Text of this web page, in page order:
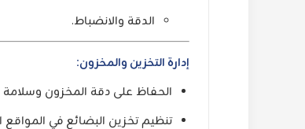
الدقة والانضباط.
إدارة التخزين والمخزون:
الحفاظ على دقة المخزون وسلامة
تنظيم تخزين البضائع في المواقع